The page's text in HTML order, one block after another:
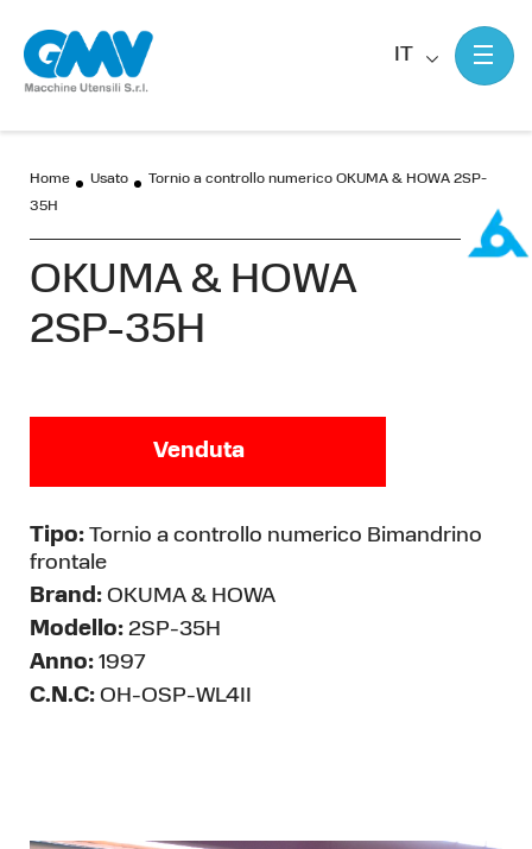
IT
Home Usato
Tornio a controllo numerico OKUMA & HOWA 2SP-
35H
OKUMA & HOWA
2SP-35H
Venduta
Tipo: Tornio a controllo numerico Bimandrino
frontale
Brand: OKUMA & HOWA
Modello: 2SP-35H
Anno: 1997
C.N.C: OH-OSP-WL4II